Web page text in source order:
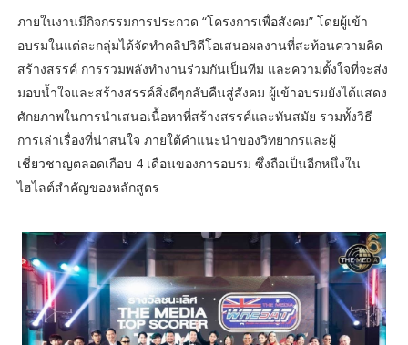
ภายในงานมีกิจกรรมการประกวด “โครงการเพื่อสังคม” โดยผู้เข้า
อบรมในแต่ละกลุ่มได้จัดทำคลิปวิดีโอเสนอผลงานที่สะท้อนความคิด
สร้างสรรค์ การรวมพลังทำงานร่วมกันเป็นทีม และความตั้งใจที่จะส่ง
มอบน้ำใจและสร้างสรรค์สิ่งดีๆกลับคืนสู่สังคม ผู้เข้าอบรมยังได้แสดง
ศักยภาพในการนำเสนอเนื้อหาที่สร้างสรรค์และทันสมัย รวมทั้งวิธี
การเล่าเรื่องที่น่าสนใจ ภายใต้คำแนะนำของวิทยากรและผู้
เชี่ยวชาญตลอดเกือบ 4 เดือนของการอบรม ซึ่งถือเป็นอีกหนึ่งใน
ไฮไลต์สำคัญของหลักสูตร